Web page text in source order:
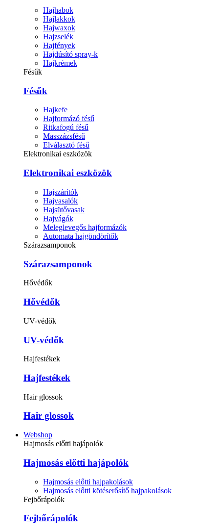
Hajhabok
Hajlakkok
Hajwaxok
Hajzselék
Hajfények
Hajdúsító spray-k
Hajkrémek
Fésűk
Fésűk
Hajkefe
Hajformázó fésű
Ritkafogú fésű
Masszázsfésű
Elválasztó fésű
Elektronikai eszközök
Elektronikai eszközök
Hajszárítók
Hajvasalók
Hajsütővasak
Hajvágók
Meleglevegős hajformázók
Automata hajgöndörítők
Szárazsamponok
Szárazsamponok
Hővédők
Hővédők
UV-védők
UV-védők
Hajfestékek
Hajfestékek
Hair glossok
Hair glossok
Webshop
Hajmosás előtti hajápolók
Hajmosás előtti hajápolók
Hajmosás előtti hajpakolások
Hajmosás előtti kötéserősítő hajpakolások
Fejbőrápolók
Fejbőrápolók